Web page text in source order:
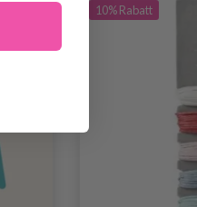
10%Rabatt